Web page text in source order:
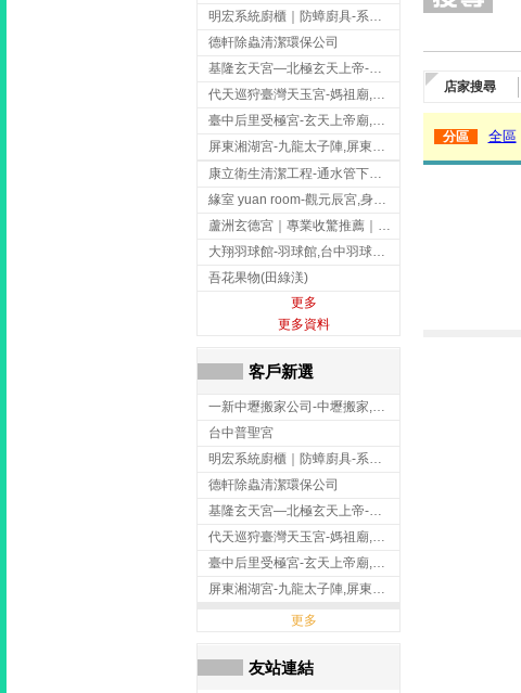
明宏系統廚櫃｜防蟑廚具-系統廚櫃安裝,台中系統廚櫃安裝,彰化系統廚櫃安裝,台南系統廚櫃安裝,台中防蟑
德軒除蟲清潔環保公司
基隆玄天宮—北極玄天上帝-玄天上帝廟,拜玄天上帝,基隆玄天上帝廟,安樂區玄天上帝廟,
代天巡狩臺灣天玉宮-媽祖廟,拜媽祖,雲林媽祖廟,雲林拜媽祖,
臺中后里受極宮-玄天上帝廟,拜玄天上帝,台中玄天上帝廟,后里玄天上帝廟,
屏東湘湖宮-九龍太子陣,屏東九龍太子陣
康立衛生清潔工程-通水管下水道 清排水溝 台北抽水肥 台北洗污水管 桃園洗污水管下水道
緣室 yuan room-觀元辰宮,身心靈課程,台中觀元辰宮,台中身心靈課程,西屯觀元辰宮
蘆洲玄德宮｜專業收驚推薦｜問事服務｜點燈祭改｜補財補運-玄天上帝廟,問事,台北玄天上帝廟,蘆洲問事,
大翔羽球館-羽球館,台中羽球館,台中羽球場地出租,台中專業羽球館
吾花果物(田綠渼)
更多
更多資料
客戶新選
一新中壢搬家公司-中壢搬家,中壢搬家公司推薦,桃園搬家推薦,桃園搬家公司
台中普聖宮
明宏系統廚櫃｜防蟑廚具-系統廚櫃安裝,台中系統廚櫃安裝,彰化系統廚櫃安裝,台南系統廚櫃安裝,台中防蟑
德軒除蟲清潔環保公司
基隆玄天宮—北極玄天上帝-玄天上帝廟,拜玄天上帝,基隆玄天上帝廟,安樂區玄天上帝廟,
代天巡狩臺灣天玉宮-媽祖廟,拜媽祖,雲林媽祖廟,雲林拜媽祖,
臺中后里受極宮-玄天上帝廟,拜玄天上帝,台中玄天上帝廟,后里玄天上帝廟,
屏東湘湖宮-九龍太子陣,屏東九龍太子陣
更多
友站連結
店家搜尋
分區 全區